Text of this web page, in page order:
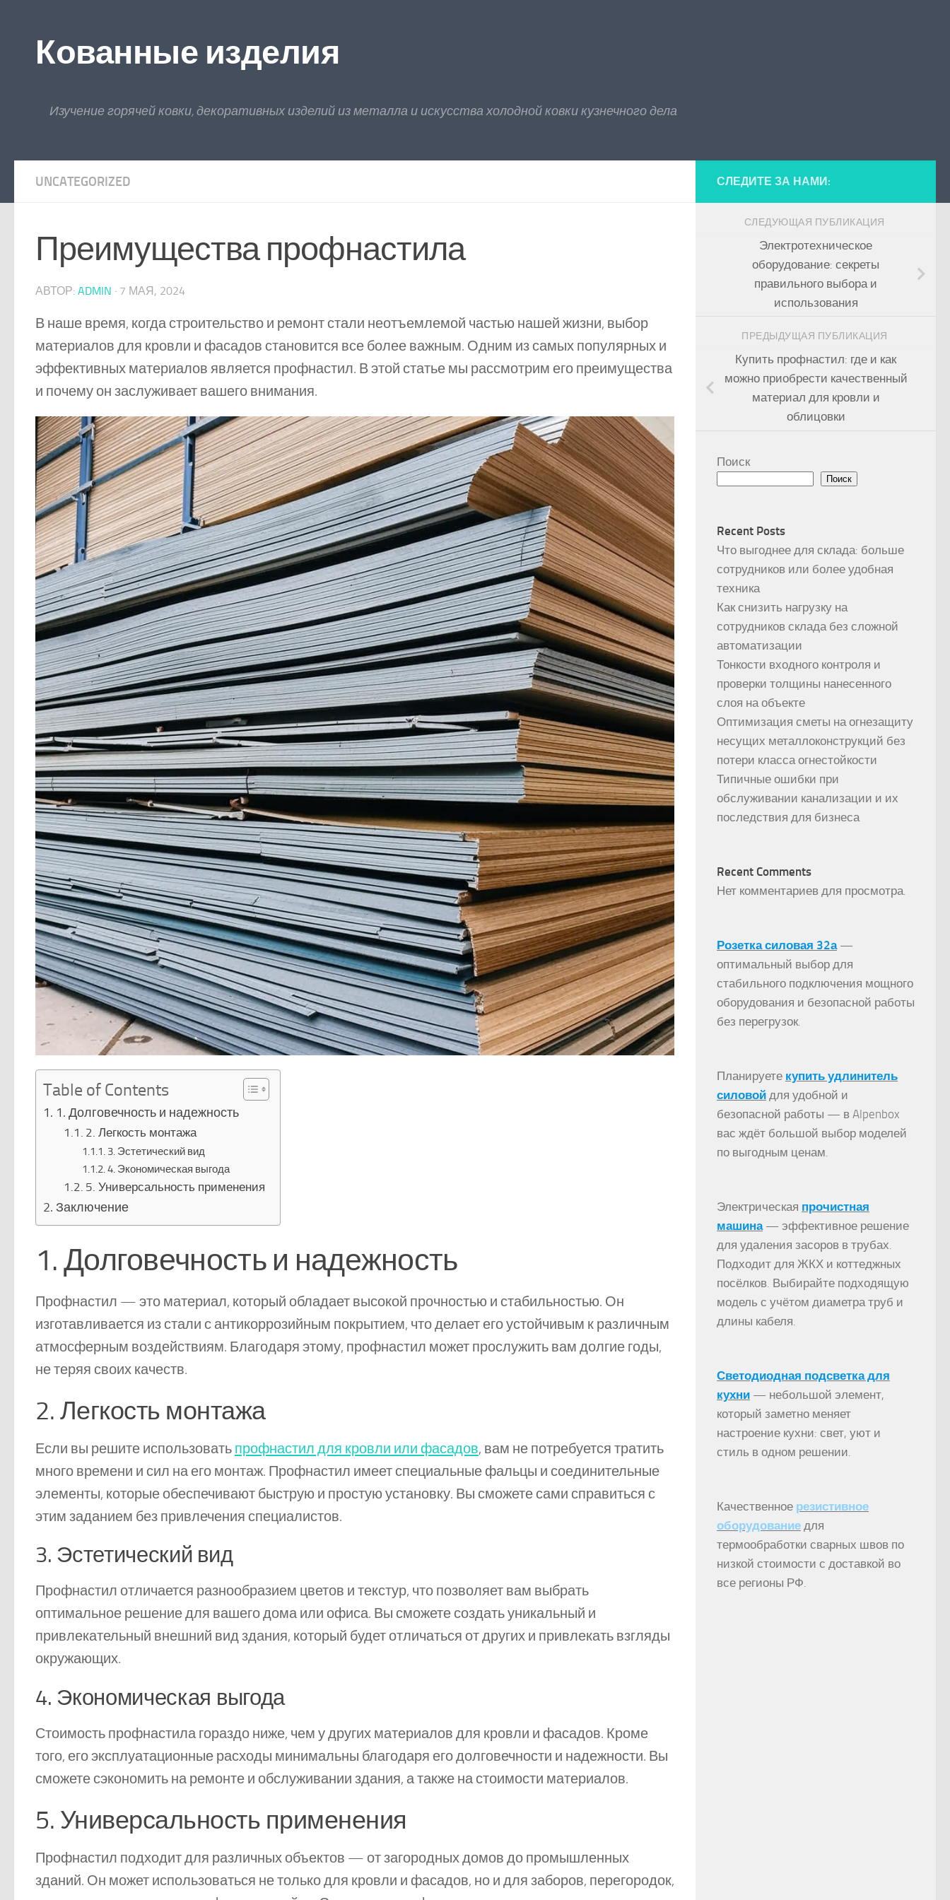
Кованные изделия
Изучение горячей ковки, декоративных изделий из металла и искусства холодной ковки кузнечного дела
UNCATEGORIZED
Преимущества профнастила
АВТОР: ADMIN · 7 МАЯ, 2024
В наше время, когда строительство и ремонт стали неотъемлемой частью нашей жизни, выбор
материалов для кровли и фасадов становится все более важным. Одним из самых популярных и
эффективных материалов является профнастил. В этой статье мы рассмотрим его преимущества
и почему он заслуживает вашего внимания.
Table of Contents
1. Долговечность и надежность
2. Легкость монтажа
3. Эстетический вид
4. Экономическая выгода
5. Универсальность применения
Заключение
1. Долговечность и надежность
Профнастил — это материал, который обладает высокой прочностью и стабильностью. Он
изготавливается из стали с антикоррозийным покрытием, что делает его устойчивым к различным
атмосферным воздействиям. Благодаря этому, профнастил может прослужить вам долгие годы,
не теряя своих качеств.
2. Легкость монтажа
Если вы решите использовать профнастил для кровли или фасадов, вам не потребуется тратить
много времени и сил на его монтаж. Профнастил имеет специальные фальцы и соединительные
элементы, которые обеспечивают быструю и простую установку. Вы сможете сами справиться с
этим заданием без привлечения специалистов.
3. Эстетический вид
Профнастил отличается разнообразием цветов и текстур, что позволяет вам выбрать
оптимальное решение для вашего дома или офиса. Вы сможете создать уникальный и
привлекательный внешний вид здания, который будет отличаться от других и привлекать взгляды
окружающих.
4. Экономическая выгода
Стоимость профнастила гораздо ниже, чем у других материалов для кровли и фасадов. Кроме
того, его эксплуатационные расходы минимальны благодаря его долговечности и надежности. Вы
сможете сэкономить на ремонте и обслуживании здания, а также на стоимости материалов.
5. Универсальность применения
Профнастил подходит для различных объектов — от загородных домов до промышленных
зданий. Он может использоваться не только для кровли и фасадов, но и для заборов, перегородок,
СЛЕДИТЕ ЗА НАМИ:
СЛЕДУЮЩАЯ ПУБЛИКАЦИЯ
Электротехническое
оборудование: секреты
правильного выбора и
использования
ПРЕДЫДУЩАЯ ПУБЛИКАЦИЯ
Купить профнастил: где и как
можно приобрести качественный
материал для кровли и
облицовки
Поиск
Поиск
Recent Posts
Что выгоднее для склада: больше
сотрудников или более удобная
техника
Как снизить нагрузку на
сотрудников склада без сложной
автоматизации
Тонкости входного контроля и
проверки толщины нанесенного
слоя на объекте
Оптимизация сметы на огнезащиту
несущих металлоконструкций без
потери класса огнестойкости
Типичные ошибки при
обслуживании канализации и их
последствия для бизнеса
Recent Comments
Нет комментариев для просмотра.
Розетка силовая 32а—
оптимальный выбор для
стабильного подключения мощного
оборудования и безопасной работы
без перегрузок.
Планируете купить удлинитель
силовой для удобной и
безопасной работы — в Alpenbox
вас ждёт большой выбор моделей
по выгодным ценам.
Электрическая прочистная
машина— эффективное решение
для удаления засоров в трубах.
Подходит для ЖКХ и коттеджных
посёлков. Выбирайте подходящую
модель с учётом диаметра труб и
длины кабеля.
Светодиодная подсветка для
кухни — небольшой элемент,
который заметно меняет
настроение кухни: свет, уют и
стиль в одном решении.
Качественное резистивное
оборудование для
термообработки сварных швов по
низкой стоимости с доставкой во
все регионы РФ.